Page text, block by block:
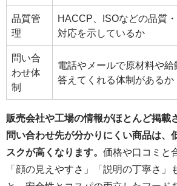
品質管
理
HACCP、ISOなどの品質
対応を示しているか
問い合
わせ体
制
電話やメールで原材料や給
答えてくれる体制があるか
販売会社や工場の情報がほとんど掲載
問い合わせ先が分かりにくい商品は、
スクが高くなります。 価格や口コミと
「顔の見えやすさ」「説明の丁寧さ」